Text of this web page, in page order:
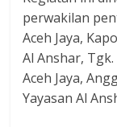
perwakilan
Aceh Jaya,
Al Anshar,
Aceh Jaya,
Yayasan Al